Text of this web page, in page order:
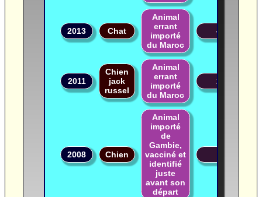
2013 Chat
Animal
errant
importé
du Maroc
44
2011
Chien
jack
russel
Animal
errant
importé
du Maroc
29
2008 Chien
Animal
importé
de
Gambie,
vacciné et
identifié
juste
avant son
départ